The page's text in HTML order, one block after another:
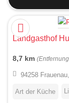
Landgasthof
8,7 km
94258
Art der Küche